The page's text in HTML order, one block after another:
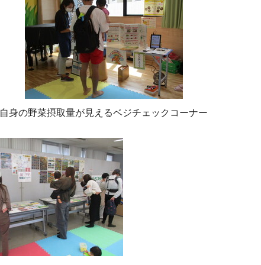
自身の野菜摂取量が見えるベジチェックコーナー